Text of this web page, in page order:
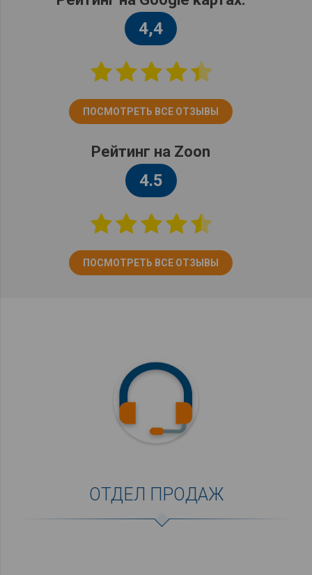
4,4
ПОСМОТРЕТЬ ВСЕ ОТЗЫВЫ
Рейтинг на Zoon
4.5
ПОСМОТРЕТЬ ВСЕ ОТЗЫВЫ
ОТДЕЛ ПРОДАЖ